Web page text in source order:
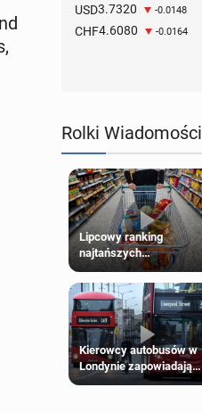
USD3.7320 -0.0148
CHF4.6080 -0.0164
Rolki Wiadomości
Lipcowy ranking
najtańszych
supermarketów
Kierowcy autobusów w
Londynie zapowiadają
strajki